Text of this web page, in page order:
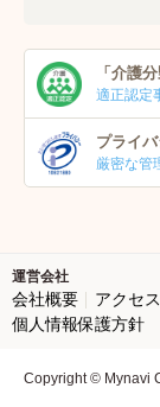
「介護
適正認定
プライ
厳密な管
運営会社
会社概要 アクセス
個人情報保護方針
Copyright © Mynavi